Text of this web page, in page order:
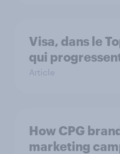
Visa, dans le
qui
Article
How CPG
marketing